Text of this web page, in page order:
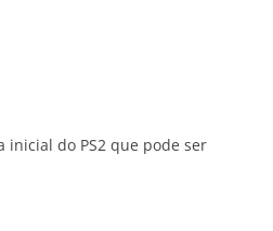
inicial do PS2 que pode ser